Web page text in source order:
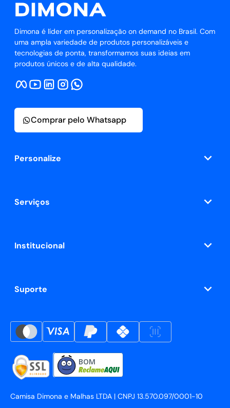
Dimona é líder em personalização on demand no Brasil. Com
uma ampla variedade de produtos personalizáveis e
tecnologias de ponta, transformamos suas ideias em
produtos únicos e de alta qualidade.
Personalize
Serviços
Institucional
Suporte
Comprar pelo Whatsapp
Camisa Dimona e Malhas LTDA | CNPJ 13.570.097/0001-10
BOM